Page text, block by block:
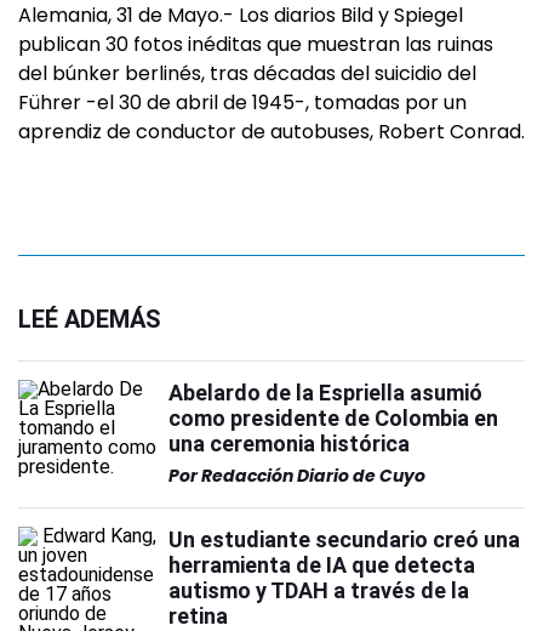
Alemania, 31 de Mayo.- Los diarios Bild y Spiegel
publican 30 fotos inéditas que muestran las ruinas
del búnker berlinés, tras décadas del suicidio del
Führer -el 30 de abril de 1945-, tomadas por un
aprendiz de conductor de autobuses, Robert Conrad.
LEÉ ADEMÁS
Abelardo de la Espriella asumió
como presidente de Colombia en
una ceremonia histórica
PorRedacción Diario de Cuyo
Un estudiante secundario creó una
herramienta de IA que detecta
autismo y TDAH a través de la
retina